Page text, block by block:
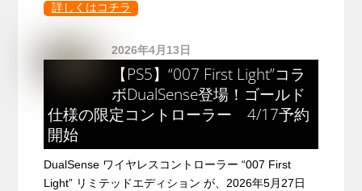
詳しくはコチラ
2026年4月13日
【PS5】“007 First Light”コラ
ボDualSense登場！ゴールド
仕様の限定コントローラー 4/17予約
開始
DualSense ワイヤレスコントローラー “007 First
Light” リミテッドエディション が、2026年5月27日